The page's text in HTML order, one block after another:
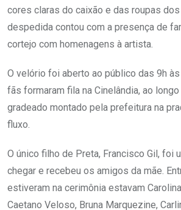
cores claras do caixão e das roupas
despedida contou com a presença de
cortejo com homenagens à artista.
O velório foi aberto ao público das 9h
fãs formaram fila na Cinelândia, ao
gradeado montado pela prefeitura na
fluxo.
O único filho de Preta, Francisco Gil, foi
chegar e recebeu os amigos da mãe.
estiveram na cerimônia estavam
Caetano Veloso, Bruna Marquezine,